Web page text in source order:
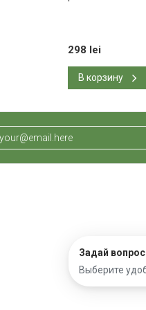
298 lei
В корзину
Задай вопрос
Выберите